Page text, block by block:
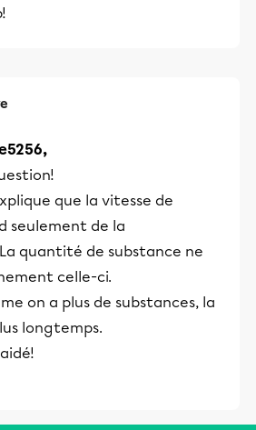
que la vitesse de
seulement de la
quantité de substance ne
celle-ci.
on a plus de substances, la
longtemps.